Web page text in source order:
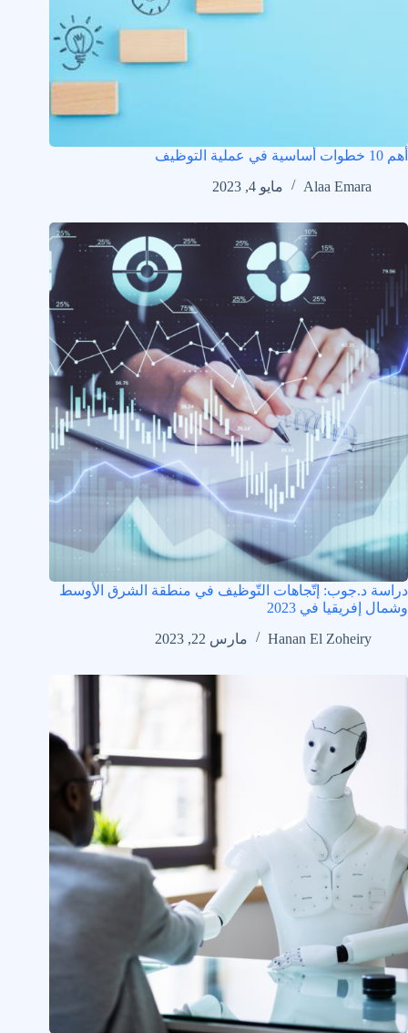
أهم 10 خطوات أساسية في عملية التوظيف
Alaa Emara
مايو 4, 2023
دراسة د.جوب: إتّجاهات التّوظيف في منطقة الشرق الأوسط
وشمال إفريقيا في 2023
Hanan El Zoheiry
مارس 22, 2023